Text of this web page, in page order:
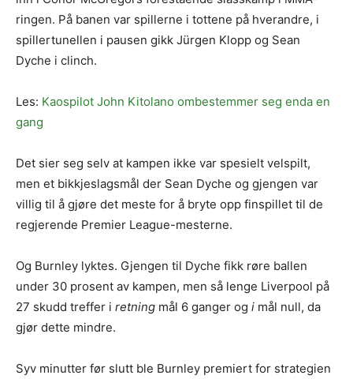
ringen. På banen var spillerne i tottene på hverandre, i
spillertunellen i pausen gikk Jürgen Klopp og Sean
Dyche i clinch.
Les: Kaospilot John Kitolano ombestemmer seg enda en
gang
Det sier seg selv at kampen ikke var spesielt velspilt,
men et bikkjeslagsmål der Sean Dyche og gjengen var
villig til å gjøre det meste for å bryte opp finspillet til de
regjerende Premier League-mesterne.
Og Burnley lyktes. Gjengen til Dyche fikk røre ballen
under 30 prosent av kampen, men så lenge Liverpool på
27 skudd treffer i retning mål 6 ganger og i mål null, da
gjør dette mindre.
Syv minutter før slutt ble Burnley premiert for strategien